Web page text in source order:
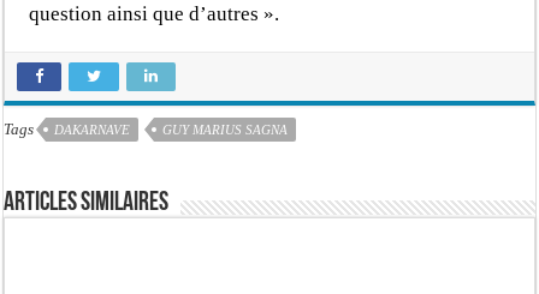
question ainsi que d’autres ».
Tags DAKARNAVE GUY MARIUS SAGNA
Articles similaires